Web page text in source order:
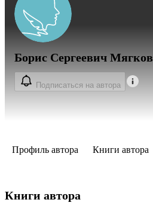
Борис Сергеевич Мягков
Подписаться на автора
Профиль автора Книги автора
Книги автора